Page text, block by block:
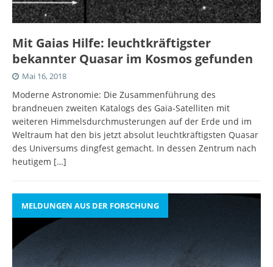
Mit Gaias Hilfe: leuchtkräftigster
bekannter Quasar im Kosmos gefunden
Mai 16, 2018
Moderne Astronomie: Die Zusammenführung des
brandneuen zweiten Katalogs des Gaia-Satelliten mit
weiteren Himmelsdurchmusterungen auf der Erde und im
Weltraum hat den bis jetzt absolut leuchtkräftigsten Quasar
des Universums dingfest gemacht. In dessen Zentrum nach
heutigem […]
MELDUNGEN AUS DER FORSCHUNG